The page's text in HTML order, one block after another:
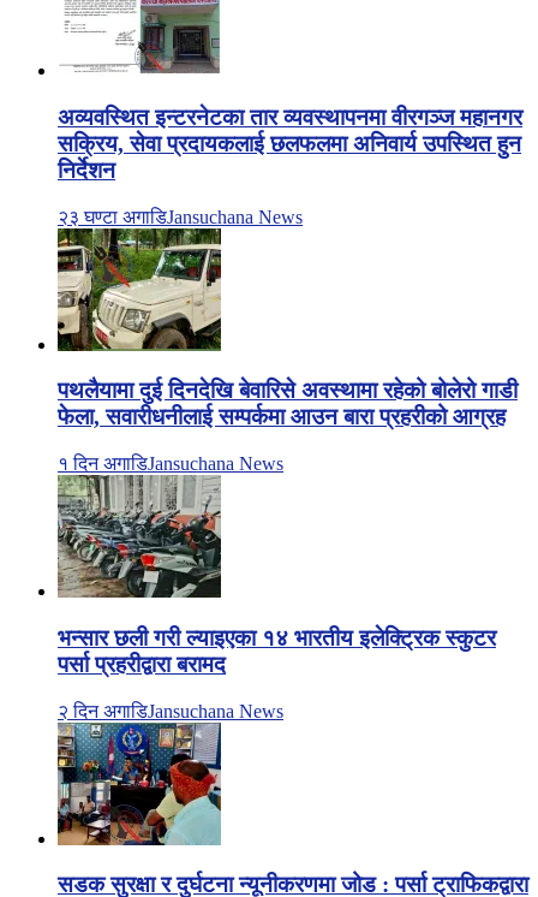
अव्यवस्थित इन्टरनेटका तार व्यवस्थापनमा वीरगञ्ज महानगर
सक्रिय, सेवा प्रदायकलाई छलफलमा अनिवार्य उपस्थित हुन
निर्देशन
२३ घण्टा अगाडिJansuchana News
पथलैयामा दुई दिनदेखि बेवारिसे अवस्थामा रहेको बोलेरो गाडी
फेला, सवारीधनीलाई सम्पर्कमा आउन बारा प्रहरीको आग्रह
१ दिन अगाडिJansuchana News
भन्सार छली गरी ल्याइएका १४ भारतीय इलेक्ट्रिक स्कुटर
पर्सा प्रहरीद्वारा बरामद
२ दिन अगाडिJansuchana News
सडक सुरक्षा र दुर्घटना न्यूनीकरणमा जोड : पर्सा ट्राफिकद्वारा